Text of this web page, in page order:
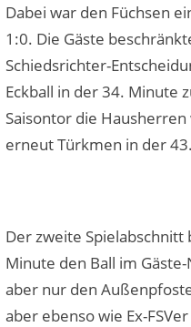
Dabei war den Füchsen
1:0. Die Gäste
Schiedsrichter-
Eckball in der 34. Minute
Saisontor die
erneut Türkmen in der
Der zweite Spielabschnitt
Minute den Ball im
aber nur den
aber ebenso wie Ex-